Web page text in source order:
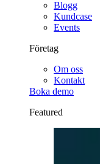
Blogg
Kundcase
Events
Företag
Om oss
Kontakt
Boka demo
Featured